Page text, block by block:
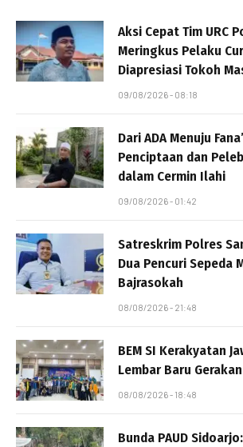
Aksi Cepat Tim URC
Meringkus Pelaku
Diapresiasi Tokoh
09/08/2026 - 08:18
Dari ADA Menuju
Penciptaan dan
dalam Cermin Ilahi
09/08/2026 - 01:42
Satreskrim Polres
Dua Pencuri Sepeda
Bajrasokah
08/08/2026 - 21:48
BEM SI Kerakyatan
Lembar Baru
08/08/2026 - 18:48
Bunda PAUD